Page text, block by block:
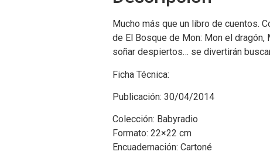
Mucho más que un libro de cuentos.
de El Bosque de Mon: Mon el
soñar despiertos… se divertirán
Ficha Técnica:
Publicación: 30/04/2014
Colección: Babyradio
Formato: 22×22 cm
Encuadernación: Cartoné